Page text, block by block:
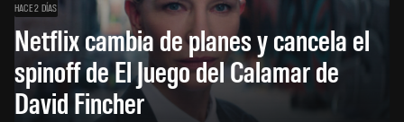
HACE 2 DÍAS
Netflix cambia de planes y cancela el
spinoff de El Juego del Calamar de
David Fincher